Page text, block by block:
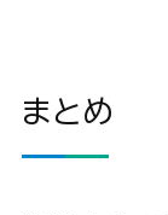
まとめ